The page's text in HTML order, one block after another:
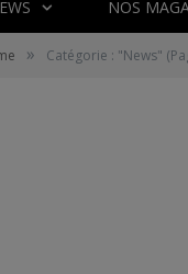
NOS
» Catégorie : "News"